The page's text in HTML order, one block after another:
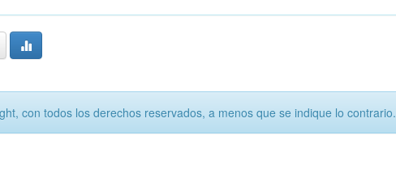
con todos los derechos reservados, a menos que se indique lo contrario.